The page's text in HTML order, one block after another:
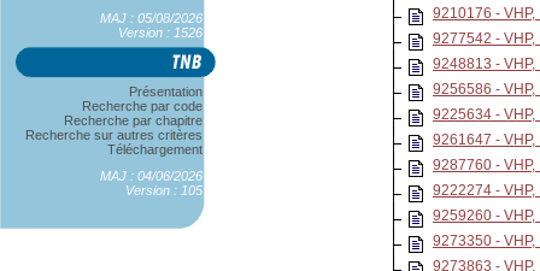
MAJ : 05/08/2026
Version : 1526
Présentation
Recherche par code
Recherche par chapitre
Recherche sur autres critères
Téléchargement
MAJ : 04/06/2026
Version : 105
9210176 - VHP,
9277542 - VHP,
9248813 - VHP,
9256586 - VHP,
9225634 - VHP,
9261647 - VHP,
9287760 - VHP,
9222274 - VHP,
9259260 - VHP,
9273350 - VHP,
9273863 - VHP,